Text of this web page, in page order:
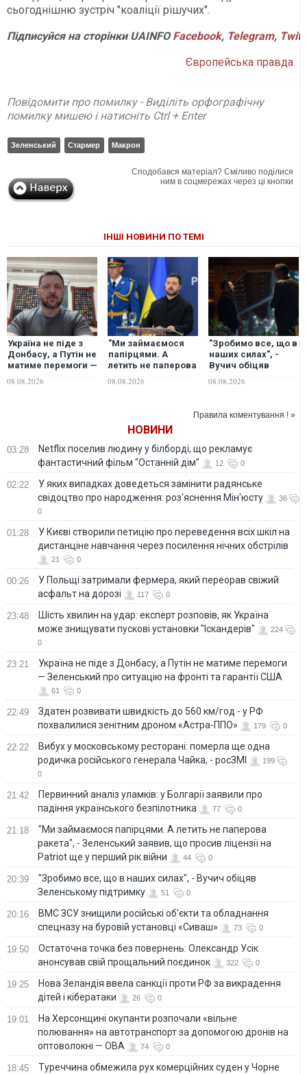
сьогоднішню зустріч "коаліції рішучих".
ПідписуйсянасторінкиUAINFO Facebook, Telegram,
Європейська правда
Повідомити про помилку - Виділіть орфографічну
помилку мишею і натисніть Ctrl + Enter
Зеленський Стармер Макрон
Сподобався матеріал? Сміливо поділися
ним в соцмережах через ці кнопки
ІНШІ НОВИНИ ПО ТЕМІ
Україна не піде з
Донбасу, а Путін не
матиме перемоги —
Зеленський про
ситуацію на фронті
08.08.2026
"Ми займаємося
папірцями. А
летить не паперова
ракета", -
Зеленський
війни
08.08.2026
"Зробимо все, що в
наших силах", -
Вучич обіцяв
Зеленському
підтримку
08.08.2026
Правила коментування ! »
НОВИНИ
03:28
Netflix поселив людину у білборді, що рекламує
фантастичний фільм "Останній дім"
12 0
02:22
У яких випадках доведеться замінити радянське
свідоцтво про народження: роз'яснення Мін'юсту
36
0
01:28
У Києві створили петицію про переведення всіх шкіл на
дистанціне навчання через посилення нічних обстрілів
21 0
00:26
У Польщі затримали фермера, який переорав свіжий
асфальт на дорозі
117 0
23:48
Шість хвилин на удар: експерт розповів, як Україна
може знищувати пускові установки "Іскандерів"
224
0
23:21
Україна не піде з Донбасу, а Путін не матиме перемоги
— Зеленський про ситуацію на фронті та гарантії США
61 0
22:49
Здатен розвивати швидкість до 560 км/год - у РФ
похвалилися зенітним дроном «Астра-ППО»
179 0
22:22
Вибух у московському ресторані: померла ще одна
родичка російського генерала Чайка, - росЗМІ
199
0
21:42
Первинний аналіз уламків: у Болгарії заявили про
падіння українського безпілотника
77 0
21:18
"Ми займаємося папірцями. А летить не паперова
ракета", - Зеленський заявив, що просив ліцензії на
Patriot ще у перший рік війни
44 0
20:39
"Зробимо все, що в наших силах", - Вучич обіцяв
Зеленському підтримку
51 0
20:16
ВМС ЗСУ знищили російські об'єкти та обладнання
спецназу на буровій установці «Сиваш»
73 0
19:50
Остаточна точка без повернень: Олександр Усік
анонсував свій прощальний поєдинок
322 0
19:25
Нова Зеландія ввела санкції проти РФ за викрадення
дітей і кібератаки
26 0
19:01
На Херсонщині окупанти розпочали «вільне
полювання» на автотранспорт за допомогою дронів на
оптоволокні — ОВА
74 0
18:45 Туреччина обмежила рух комерційних суден у Чорне